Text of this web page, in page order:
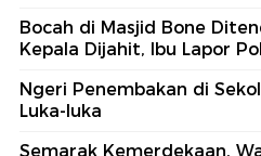
Bocah di Masjid Bone
Kepala Dijahit, Ibu Lapor
Ngeri Penembakan di
Luka-luka
Semarak Kemerdekaan,